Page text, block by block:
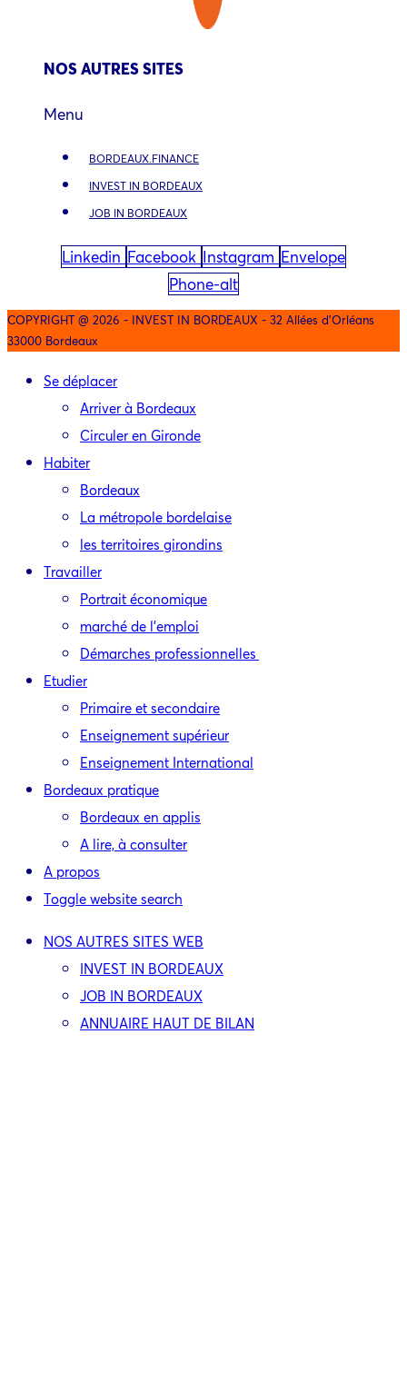
NOS AUTRES SITES
Menu
BORDEAUX.FINANCE
INVEST IN BORDEAUX
JOB IN BORDEAUX
Linkedin Facebook Instagram Envelope
Phone-alt
COPYRIGHT @ 2026 - INVEST IN BORDEAUX - 32 Allées d'Orléans
33000 Bordeaux
Se déplacer
Arriver à Bordeaux
Circuler en Gironde
Habiter
Bordeaux
La métropole bordelaise
les territoires girondins
Travailler
Portrait économique
marché de l’emploi
Démarches professionnelles
Etudier
Primaire et secondaire
Enseignement supérieur
Enseignement International
Bordeaux pratique
Bordeaux en applis
A lire, à consulter
A propos
Toggle website search
NOS AUTRES SITES WEB
INVEST IN BORDEAUX
JOB IN BORDEAUX
ANNUAIRE HAUT DE BILAN